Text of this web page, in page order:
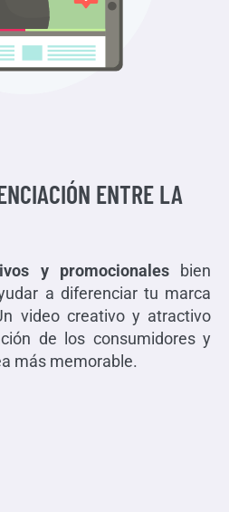
ENTRE LA
y promocionalesbien
a diferenciar tu marca
video creativo y atractivo
de los consumidores y
más memorable.